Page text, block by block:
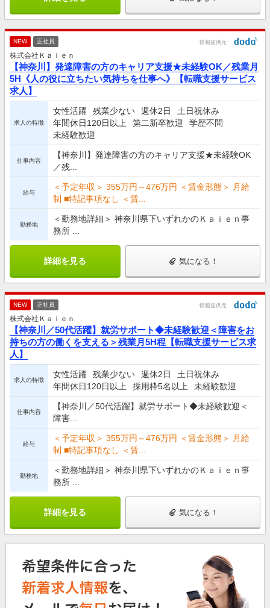
NEW 正社員 情報提供元
株式会社Ｋａｉｅｎ
【神奈川】発達障害の方のキャリア支援★未経験OK／残業月
5H《人の役に立ちたい気持ちを仕事へ》【転職支援サービス
求人】
求人の特徴
女性活躍 残業少ない 週休2日
土日祝休み
年間休日120日以上
第二新卒歓迎
学歴不問
未経験歓迎
仕事内容
【神奈川】発達障害の方のキャリア支援★未経験OK
／残...
給与
＜予定年収＞ 355万円～476万円 ＜賃金形態＞ 月給
制 ■特記事項なし ＜賃...
勤務地
＜勤務地詳細＞ 神奈川県下いずれかのＫａｉｅｎ事
務所 ...
詳細を見る 気になる！
NEW 正社員 情報提供元
株式会社Ｋａｉｅｎ
【神奈川／50代活躍】就労サポート◆未経験歓迎＜障害をお
持ちの方の働くを支える＞残業月5H程【転職支援サービス求
人】
求人の特徴
女性活躍 残業少ない 週休2日
土日祝休み
年間休日120日以上
採用枠5名以上 未経験歓迎
仕事内容
【神奈川／50代活躍】就労サポート◆未経験歓迎＜
障害...
給与
＜予定年収＞ 355万円～476万円 ＜賃金形態＞ 月給
制 ■特記事項なし ＜賃...
勤務地
＜勤務地詳細＞ 神奈川県下いずれかのＫａｉｅｎ事
務所 ...
詳細を見る 気になる！